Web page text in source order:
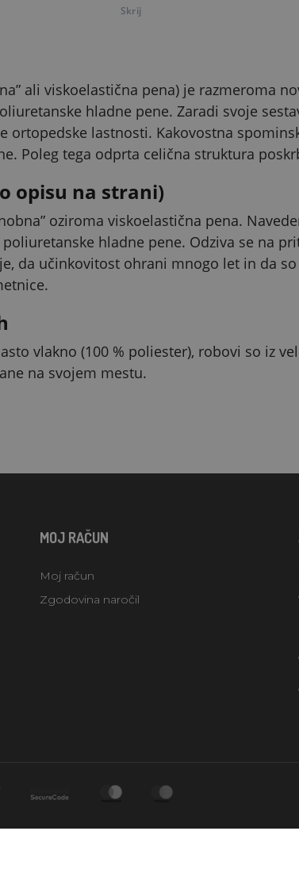
Skrij
ali viskoelastična pena) je razmeroma
hladne pene. Zaradi svoje
lastnosti. Kakovostna
Poleg tega odprta celična struktura
opisu na strani)
oziroma viskoelastična pena.
hladne pene. Odziva se na
da učinkovitost ohrani mnogo let in da
vlakno (100 % poliester), robovi so iz
na svojem mestu.
MOJ RAČUN
Moj račun
Zgodovina naročil